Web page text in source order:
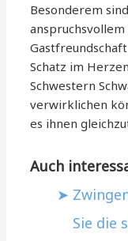
Besonderem
Schatz im
Schwestern
verwirklichen
es ihnen
Auch
Sie die